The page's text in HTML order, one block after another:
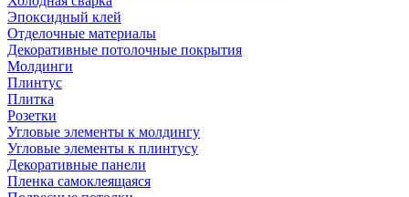
Эпоксидный клей
Отделочные материалы
Декоративные потолочные покрытия
Молдинги
Плинтус
Плитка
Розетки
Угловые элементы к молдингу
Угловые элементы к плинтусу
Декоративные панели
Пленка самоклеящаяся